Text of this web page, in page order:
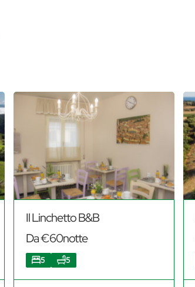
Il Linchetto B&B
Da €60notte
5 5